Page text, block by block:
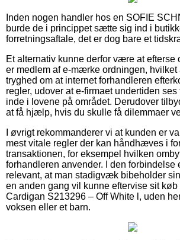
Inden nogen handler hos en SOFIE
burde de i princippet sætte sig ind i
forretningsaftale, det er dog bare et
Et alternativ kunne derfor være at efterse
er medlem af e-mærke ordningen,
tryghed om at internet forhandleren
regler, udover at e-firmaet undertiden
inde i lovene på området. Derudover
at få hjælp, hvis du skulle få dilemmaer
I øvrigt rekommanderer vi at kunden er
mest vitale regler der kan håndhæves i
transaktionen, for eksempel hvilken
forhandleren anvender. I den forbindelse
relevant, at man stadigvæk bibeholder
en anden gang vil kunne eftervise sit
Cardigan S213296 – Off White l, uden
voksen eller et barn.